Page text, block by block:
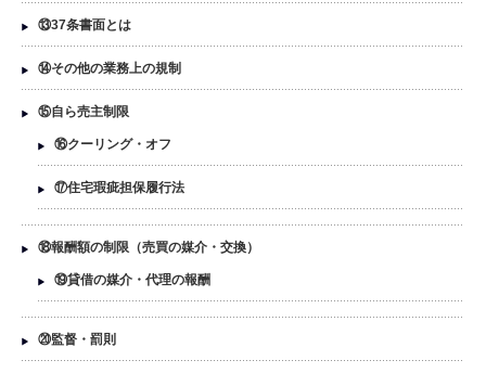
⑬37条書面とは
⑭その他の業務上の規制
⑮自ら売主制限
⑯クーリング・オフ
⑰住宅瑕疵担保履行法
⑱報酬額の制限（売買の媒介・交換）
⑲貸借の媒介・代理の報酬
⑳監督・罰則